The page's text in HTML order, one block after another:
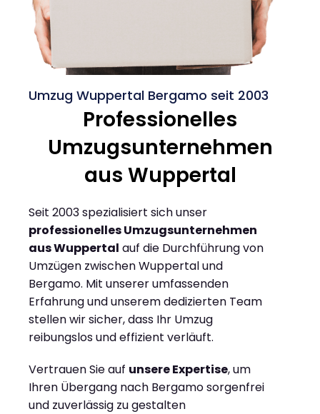
Umzug Wuppertal Bergamo seit 2003
Professionelles
Umzugsunternehmen
aus Wuppertal
Seit 2003 spezialisiert sich unser
professionelles Umzugsunternehmen
aus Wuppertal auf die Durchführung von
Umzügen zwischen Wuppertal und
Bergamo. Mit unserer umfassenden
Erfahrung und unserem dedizierten Team
stellen wir sicher, dass Ihr Umzug
reibungslos und effizient verläuft.
Vertrauen Sie auf unsere Expertise, um
Ihren Übergang nach Bergamo sorgenfrei
und zuverlässig zu gestalten